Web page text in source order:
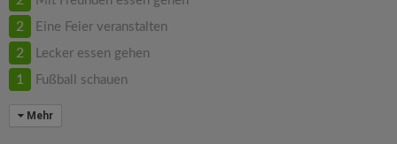
2 Eine Feier veranstalten
2 Lecker essen gehen
1 Fußball schauen
Mehr